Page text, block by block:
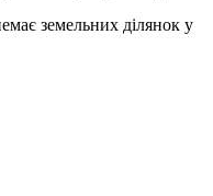
земельних ділянок у